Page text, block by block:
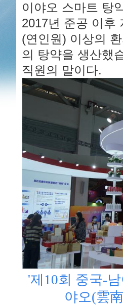
이야오 스마트 탕
2017년 준공 이후
(연인원) 이상의
의 탕약을 생산했
직원의 말이다.
'제10회 중국-
야오(雲